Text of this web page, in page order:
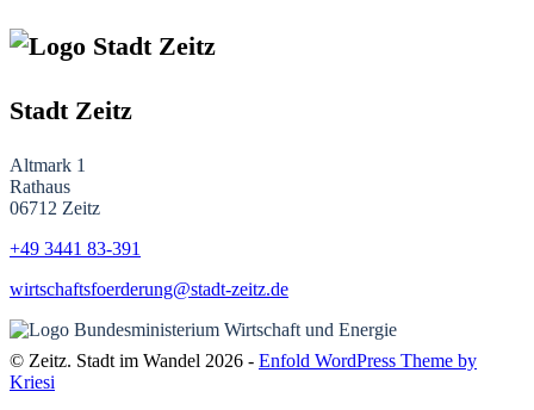
Stadt Zeitz
Altmark 1
Rathaus
06712 Zeitz
+49 3441 83-391
wirtschaftsfoerderung@stadt-zeitz.de
© Zeitz. Stadt im Wandel 2026 - Enfold WordPress Theme by
Kriesi